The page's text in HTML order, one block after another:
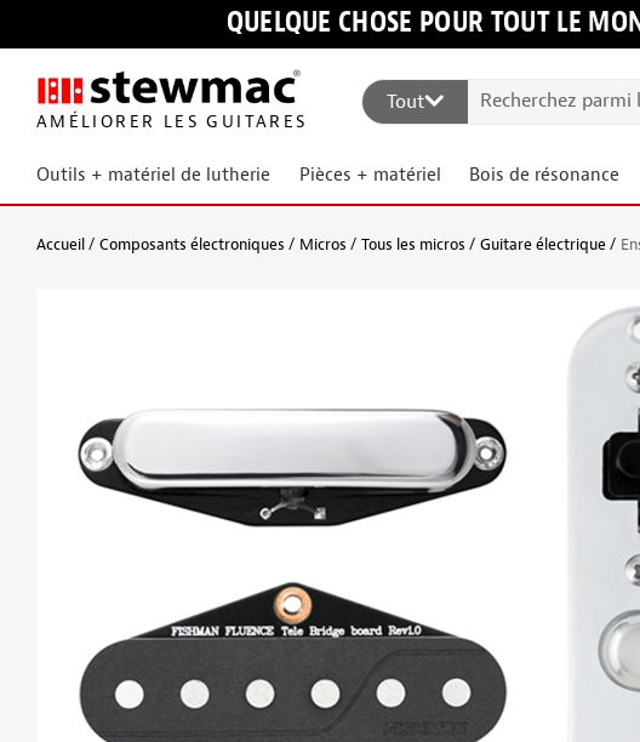
QUELQUE CHOSE POUR TOUT LE
AMÉLIORER LES GUITARES
Tout
Outils + matériel de lutherie Pièces + matériel Bois de résonance
Accueil Composants électroniques Micros Tous les micros Guitare électrique